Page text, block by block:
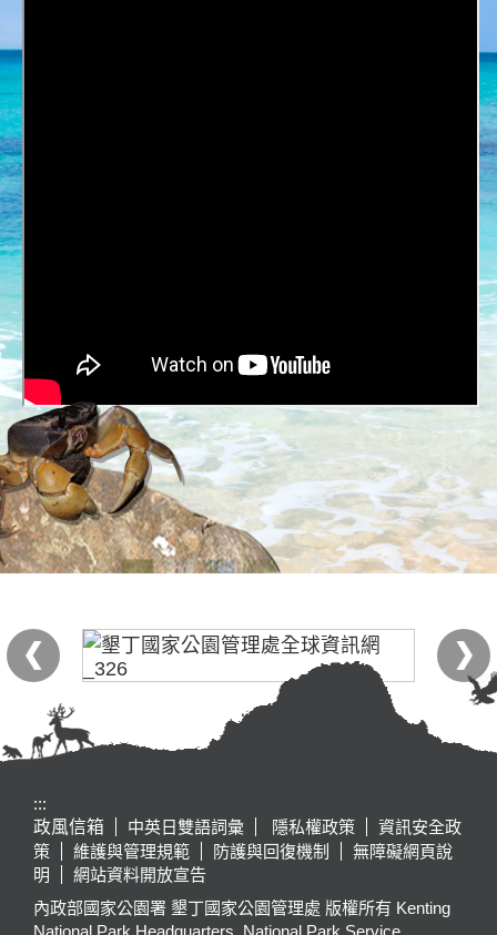
:::
政風信箱
中英日雙語詞彙 隱私權政策
資訊安全政
策
維護與管理規範 防護與回復機制
無障礙網頁說
明
網站資料開放宣告
內政部國家公園署 墾丁國家公園管理處 版權所有 Kenting
National Park Headquarters, National Park Service,